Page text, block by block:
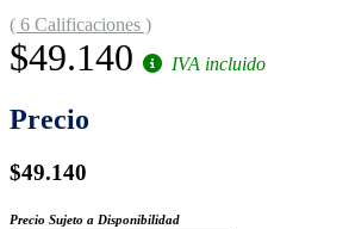
( 6 Calificaciones )
$49.140 IVA incluido
Precio
$49.140
Precio Sujeto a Disponibilidad